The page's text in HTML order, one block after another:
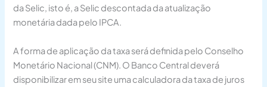
da Selic, isto é, a Selic descontada da atualização
monetária dada pelo IPCA.
A forma de aplicação da taxa será definida pelo Conselho
Monetário Nacional (CNM). O Banco Central deverá
disponibilizar em seu site uma calculadora da taxa de juros